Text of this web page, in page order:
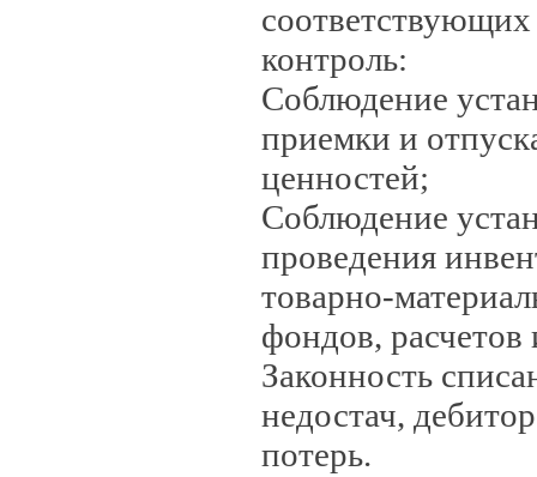
контроль:
Соблюдение
приемки и
ценностей;
Соблюдение
проведения
товарно-
фондов, расчетов
Законность
недостач,
потерь.